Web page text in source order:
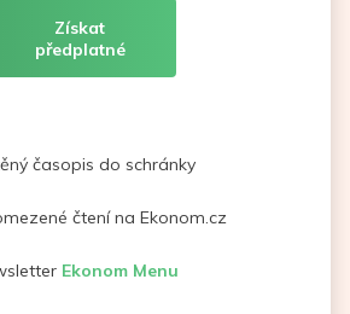
Získat
předplatné
časopis do schránky
čtení na Ekonom.cz
Ekonom Menu